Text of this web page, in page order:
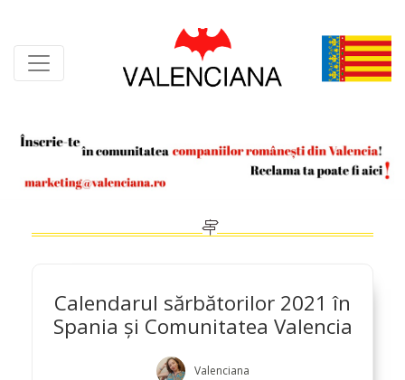
content
Calendarul sărbătorilor 2021 în
Spania și Comunitatea Valencia
Valenciana